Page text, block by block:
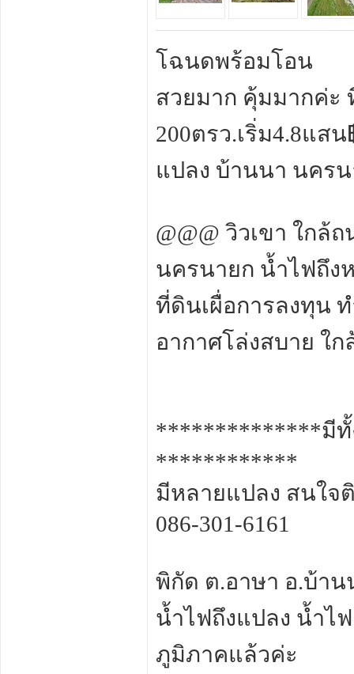
โฉนดพร้อมโอน
สวยมาก คุ้มมากค่ะ
200ตรว.เริ่ม4.8แส
แปลง บ้านนา นครน
@@@ วิวเขา ใก
นครนายก น้ำไฟถึง
ที่ดินเผื่อการลงทุน
อากาศโล่งสบาย ใ
**************มีทั้ง
************
มีหลายแปลง สนใจ
086-301-6161
พิกัด ต.อาษา อ.บ้า
น้ำไฟถึงแปลง น้ำไ
ภูมิภาคแล้วค่ะ